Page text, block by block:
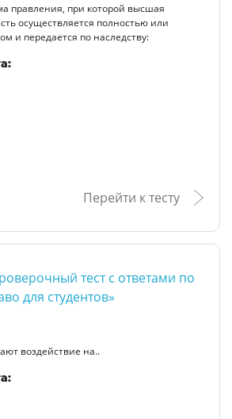
правления, при которой высшая
осуществляется полностью или
и передается по наследству:
Перейти к тесту
тест с ответами по
для студентов»
воздействие на..